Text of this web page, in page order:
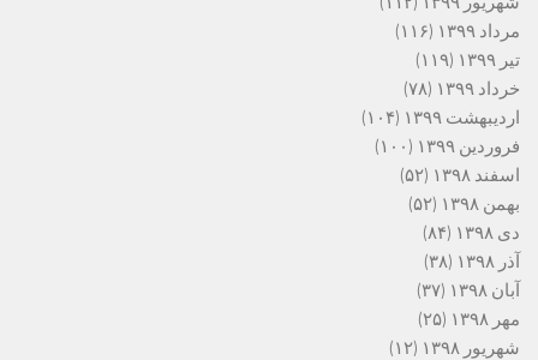
مرداد ۱۳۹۹
(۱۱۶)
تیر ۱۳۹۹
(۱۱۹)
خرداد ۱۳۹۹
(۷۸)
اردیبهشت ۱۳۹۹
(۱۰۴)
فروردین ۱۳۹۹
(۱۰۰)
اسفند ۱۳۹۸
(۵۲)
بهمن ۱۳۹۸
(۵۲)
دی ۱۳۹۸
(۸۴)
آذر ۱۳۹۸
(۳۸)
آبان ۱۳۹۸
(۳۷)
مهر ۱۳۹۸
(۲۵)
شهریور ۱۳۹۸
(۱۲)